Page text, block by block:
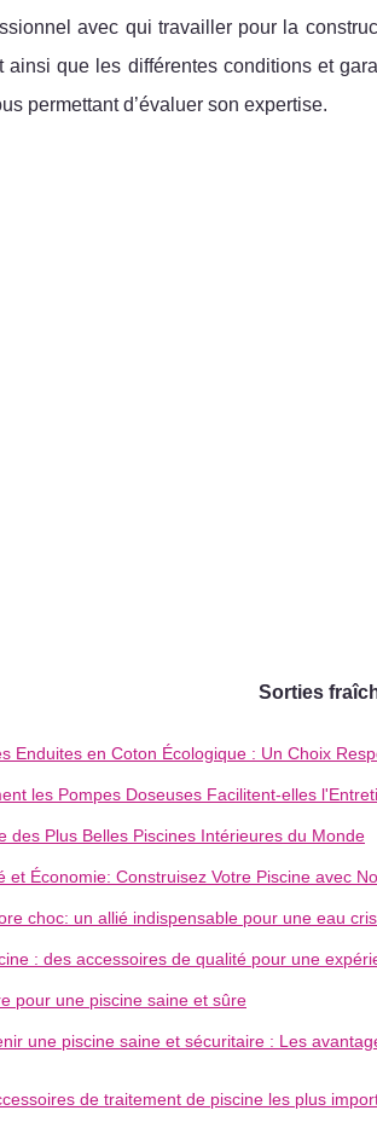
avec qui travailler pour la
ainsi que les différentes conditions et
permettant d’évaluer son expertise.
Sorties
Enduites en Coton Écologique : Un Choix
les Pompes Doseuses Facilitent-elles
des Plus Belles Piscines Intérieures du Monde
et Économie: Construisez Votre Piscine avec
choc: un allié indispensable pour une eau
: des accessoires de qualité pour une
pour une piscine saine et sûre
une piscine saine et sécuritaire : Les
de traitement de piscine les plus